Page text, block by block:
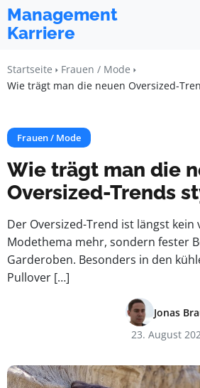
Management
Karriere
Startseite
Frauen / Mode
Wie trägt man die neuen Oversized-
Frauen / Mode
Wie trägt man die
Oversized-Trends
Der Oversized-Trend ist längst
Modethema mehr, sondern fester
Garderoben. Besonders in den
Pullover […]
Jonas
23. August